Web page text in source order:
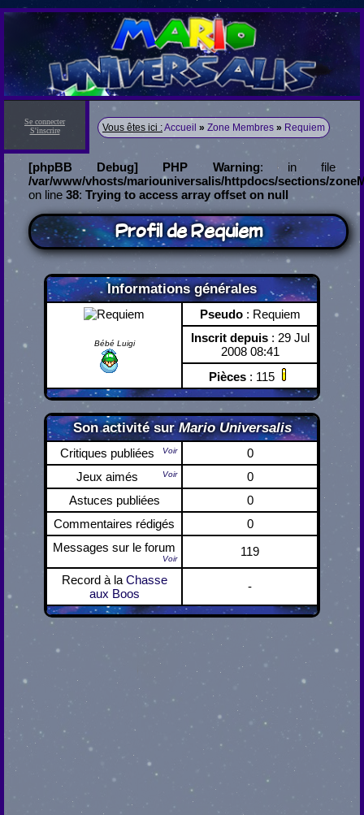
Se connecter
S'inscrire
Vous êtes ici :Accueil » Zone Membres » Requiem
[phpBB Debug] PHP Warning: in file
/var/www/vhosts/mariouniversalis/httpdocs/sections/
on line 38: Trying to access array offset on null
Profil de Requiem
Informations générales
Bébé Luigi
Pseudo: Requiem
Inscrit depuis: 29 Jul
2008 08:41
Pièces : 115
Son activité surMario Universalis
Critiques publiées Voir
0
Jeux aimés
Voir
0
Astuces publiées
0
Commentaires rédigés
0
Messages sur le forum
Voir
119
Record à la Chasse
aux Boos
-